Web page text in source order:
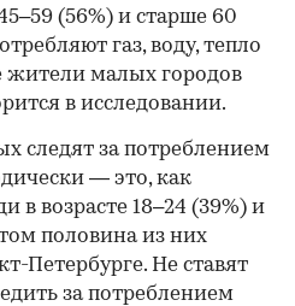
(56%) и старше 60
газ, воду, тепло
жители малых городов
в исследовании.
следят за потреблением
— это, как
в возрасте 18–24 (39%) и
половина из них
Петербурге. Не ставят
за потреблением